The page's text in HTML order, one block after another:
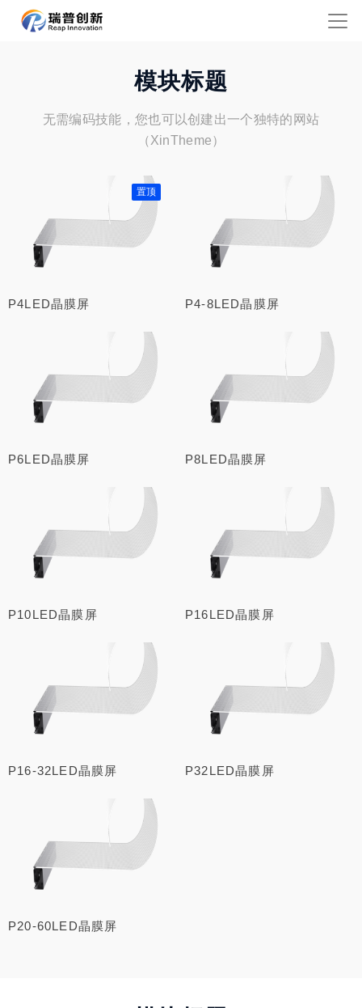
模块标题
无需编码技能，您也可以创建出一个独特的网站
（XinTheme）
置顶
P4LED晶膜屏 P4-8LED晶膜屏
P6LED晶膜屏 P8LED晶膜屏
P10LED晶膜屏 P16LED晶膜屏
P16-32LED晶膜屏 P32LED晶膜屏
P20-60LED晶膜屏